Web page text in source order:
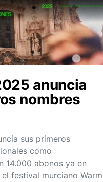
anuncia
nombres
sus primeros
como
14.000 abonos ya en
festival murciano Warm